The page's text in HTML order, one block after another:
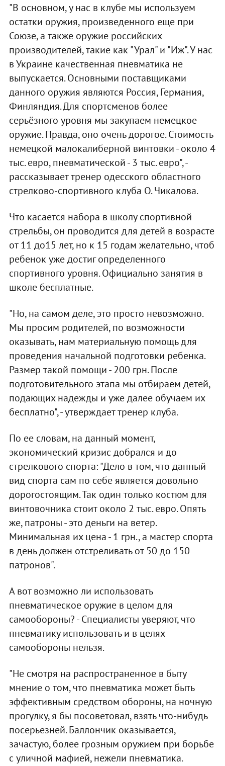
"В основном, у нас в клубе мы используем
остатки оружия, произведенного еще при
Союзе, а также оружие российских
производителей, такие как "Урал" и "Иж". У нас
в Украине качественная пневматика не
выпускается. Основными поставщиками
данного оружия являются Россия, Германия,
Финляндия. Для спортсменов более
серьёзного уровня мы закупаем немецкое
оружие. Правда, оно очень дорогое. Стоимость
немецкой малокалиберной винтовки - около 4
тыс. евро, пневматической - 3 тыс. евро", -
рассказывает тренер одесского областного
стрелково-спортивного клуба О. Чикалова.
Что касается набора в школу спортивной
стрельбы, он проводится для детей в возрасте
от 11 до15 лет, но к 15 годам желательно, чтоб
ребенок уже достиг определенного
спортивного уровня. Официально занятия в
школе бесплатные.
"Но, на самом деле, это просто невозможно.
Мы просим родителей, по возможности
оказывать, нам материальную помощь для
проведения начальной подготовки ребенка.
Размер такой помощи - 200 грн. После
подготовительного этапа мы отбираем детей,
подающих надежды и уже далее обучаем их
бесплатно", - утверждает тренер клуба.
По ее словам, на данный момент,
экономический кризис добрался и до
стрелкового спорта: "Дело в том, что данный
вид спорта сам по себе является довольно
дорогостоящим. Так один только костюм для
винтовочника стоит около 2 тыс. евро. Опять
же, патроны - это деньги на ветер.
Минимальная их цена - 1 грн., а мастер спорта
в день должен отстреливать от 50 до 150
патронов".
А вот возможно ли использовать
пневматическое оружие в целом для
самообороны? - Специалисты уверяют, что
пневматику использовать и в целях
самообороны нельзя.
"Не смотря на распространенное в быту
мнение о том, что пневматика может быть
эффективным средством обороны, на ночную
прогулку, я бы посоветовал, взять что-нибудь
посерьезней. Баллончик оказывается,
зачастую, более грозным оружием при борьбе
с уличной мафией, нежели пневматика.